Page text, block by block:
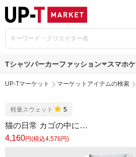
Tシャツパーカーファッション スマホ
UP-Tマーケット マーケットアイテムの検索
軽量スウェット 5
猫の日常 カゴの中に…
4,160円(税込4,576円)